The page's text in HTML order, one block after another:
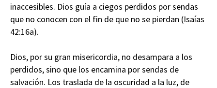
inaccesibles. Dios guía a ciegos perdidos por sendas
que no conocen con el fin de que no se pierdan (Isaías
42:16a).
Dios, por su gran misericordia, no desampara a los
perdidos, sino que los encamina por sendas de
salvación. Los traslada de la oscuridad a la luz, de